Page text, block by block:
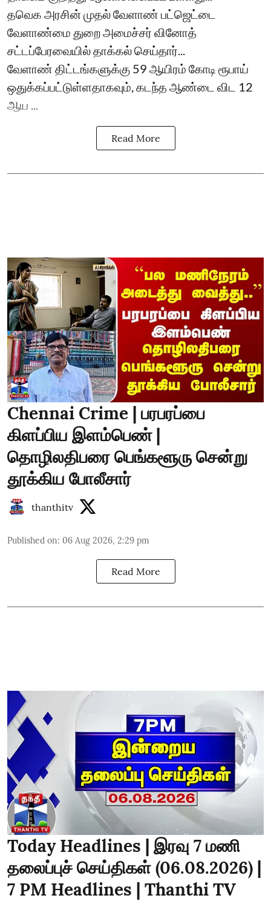
தவெக அரசின் முதல் வேளாண் பட்ஜெட்டை
வேளாண்மை துறை அமைச்சர் வினோத்
சட்டப்பேரவையில் தாக்கல் செய்தார்...
வேளாண் திட்டங்களுக்கு 59 ஆயிரம் கோடி ரூபாய்
ஒதுக்கப்பட்டுள்ளதாகவும், கடந்த ஆண்டை விட 12
ஆய ...
Read More
Chennai Crime | பரபரப்பை
கிளப்பிய இளம்பெண் |
தொழிலதிபரை பெங்களூரு சென்று
தூக்கிய போலீசார்
thanthitv
Published on: 06 Aug 2026, 2:29 pm
Read More
Today Headlines | இரவு 7 மணி
தலைப்புச் செய்திகள் (06.08.2026) |
7 PM Headlines | Thanthi TV